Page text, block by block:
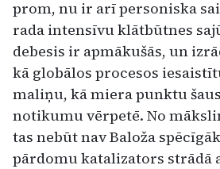
prom, nu ir arī personiska
rada intensīvu klātbūtnes
debesis ir apmākušās, un
kā globālos procesos
maliņu, kā miera punktu
notikumu vērpetē. No
tas nebūt nav Baloža
pārdomu katalizators strādā